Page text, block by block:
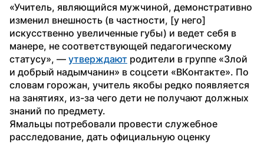
«Учитель, являющийся мужчиной, демонстративно
изменил внешность (в частности, [у него]
искусственно увеличенные губы) и ведет себя в
манере, не соответствующей педагогическому
статусу», — утверждают родители в группе «Злой
и добрый надымчанин» в соцсети «ВКонтакте». По
словам горожан, учитель якобы редко появляется
на занятиях, из-за чего дети не получают должных
знаний по предмету.
Ямальцы потребовали провести служебное
расследование, дать официальную оценку